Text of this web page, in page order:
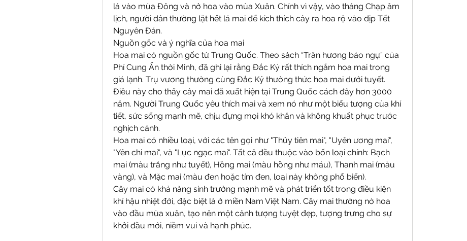
lá vào mùa Đông và nở hoa vào mùa Xuân. Chính vì vậy, vào tháng Chạp âm
lịch, người dân thường lặt hết lá mai để kích thích cây ra hoa rộ vào dịp Tết
Nguyên Đán.
Nguồn gốc và ý nghĩa của hoa mai
Hoa mai có nguồn gốc từ Trung Quốc. Theo sách “Trân hương bảo ngự” của
Phí Cung Ấn thời Minh, đã ghi lại rằng Đắc Kỷ rất thích ngắm hoa mai trong
giá lạnh. Trụ vương thường cùng Đắc Kỷ thưởng thức hoa mai dưới tuyết.
Điều này cho thấy cây mai đã xuất hiện tại Trung Quốc cách đây hơn 3000
năm. Người Trung Quốc yêu thích mai và xem nó như một biểu tượng của khí
tiết, sức sống mạnh mẽ, chịu đựng mọi khó khăn và không khuất phục trước
nghịch cảnh.
Hoa mai có nhiều loại, với các tên gọi như "Thủy tiên mai", "Uyên ương mai",
"Yên chi mai", và "Lục ngạc mai". Tất cả đều thuộc vào bốn loại chính: Bạch
mai (màu trắng như tuyết), Hồng mai (màu hồng như máu), Thanh mai (màu
vàng), và Mặc mai (màu đen hoặc tím đen, loại này không phổ biến).
Cây mai có khả năng sinh trưởng mạnh mẽ và phát triển tốt trong điều kiện
khí hậu nhiệt đới, đặc biệt là ở miền Nam Việt Nam. Cây mai thường nở hoa
vào đầu mùa xuân, tạo nên một cảnh tượng tuyệt đẹp, tượng trưng cho sự
khởi đầu mới, niềm vui và hạnh phúc.